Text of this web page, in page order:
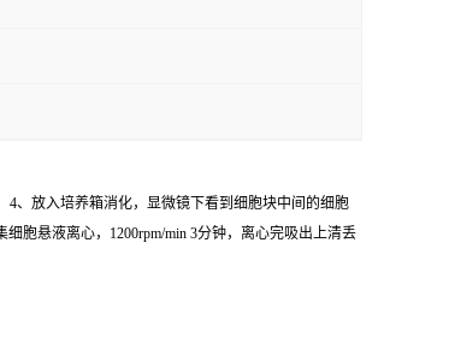
4、放入培养箱消化，显微镜下看到细胞块中间的细胞
胞悬液离心，1200rpm/min 3分钟，离心完吸出上清丢